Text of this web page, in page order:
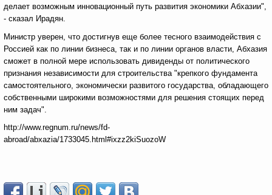
делает возможным инновационный путь развития экономики Абхазии",
- сказал Ирадян.
Министр уверен, что достигнув еще более тесного взаимодействия с
Россией как по линии бизнеса, так и по линии органов власти, Абхазия
сможет в полной мере использовать дивиденды от политического
признания независимости для строительства "крепкого фундамента
самостоятельного, экономически развитого государства, обладающего
собственными широкими возможностями для решения стоящих перед
ним задач".
http://www.regnum.ru/news/fd-
abroad/abxazia/1733045.html#ixzz2kiSuozoW